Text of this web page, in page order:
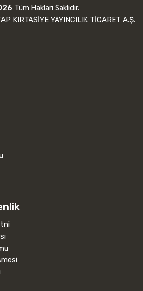
Tüm Hakları Saklıdır.
KIRTASİYE YAYINCILIK TİCARET A.Ş.